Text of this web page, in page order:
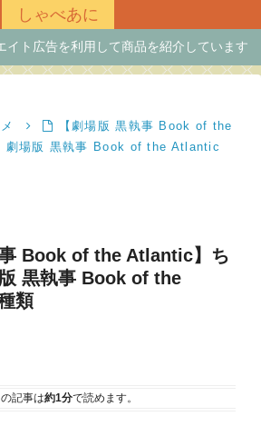
しゃべあに
イト広告を利用して商品を紹介しています
【劇場版 黒執事 Book of the
劇場版 黒執事 Book of the Atlantic
事 Book of the Atlantic】ち
黒執事 Book of the
類
記事は約1分で読めます。